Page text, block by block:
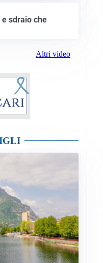
sdraio che
Altri video